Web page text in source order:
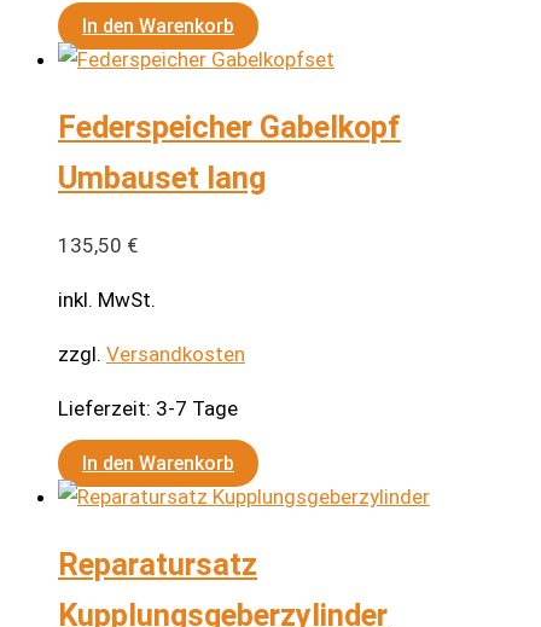
In den Warenkorb
Federspeicher Gabelkopf
Umbauset lang
135,50 €
inkl. MwSt.
zzgl. Versandkosten
Lieferzeit: 3-7 Tage
In den Warenkorb
Reparatursatz
Kupplungsgeberzylinder